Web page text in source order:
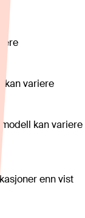
kan variere
kan variere
enn vist